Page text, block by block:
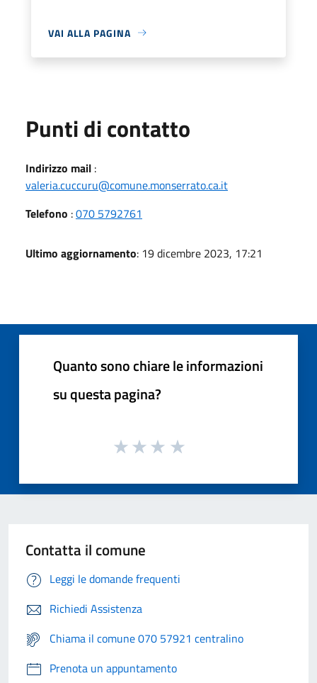
VAI ALLA PAGINA
Punti di contatto
Indirizzo mail :
valeria.cuccuru@comune.monserrato.ca.it
Telefono :070 5792761
Ultimo aggiornamento: 19 dicembre 2023, 17:21
Quanto sono chiare le informazioni
su questa pagina?
Contatta il comune
Leggi le domande frequenti
Richiedi Assistenza
Chiama il comune 070 57921 centralino
Prenota un appuntamento